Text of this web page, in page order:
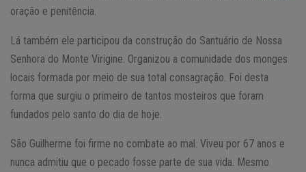
oração e penitência.
Lá também ele participou da construção do Santuário de Nossa
Senhora do Monte Virigine. Organizou a comunidade dos monges
locais formada por meio de sua total consagração. Foi desta
forma que surgiu o primeiro de tantos mosteiros que foram
fundados pelo santo do dia de hoje.
São Guilherme foi firme no combate ao mal. Viveu por 67 anos e
nunca admitiu que o pecado fosse parte de sua vida. Mesmo